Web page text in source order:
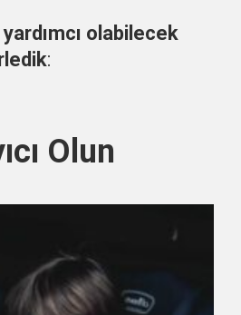
olabilecek
:
Olun